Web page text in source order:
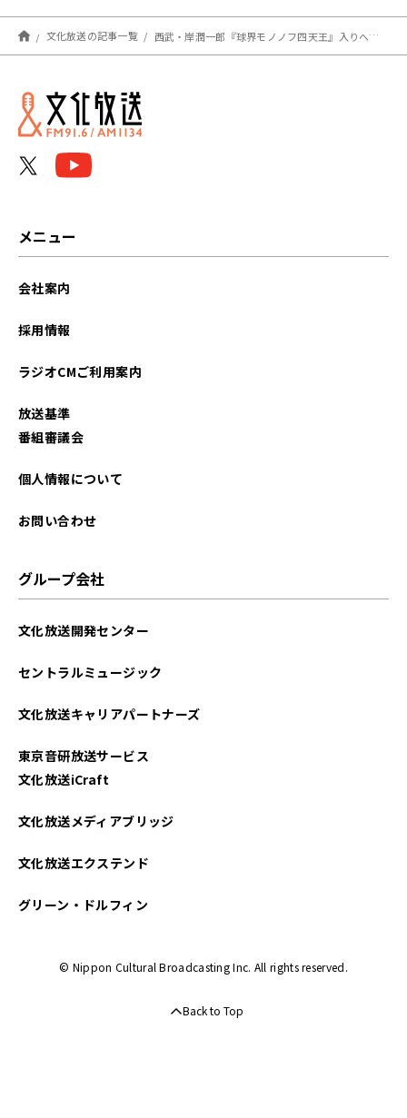
文化放送の記事一覧 西武・岸潤一郎『球界モノノフ四天王』入りへ走れ！プロ初ヒット初HRから3日で7安打の大暴れ
メニュー
会社案内
採用情報
ラジオCMご利用案内
放送基準
番組審議会
個人情報について
お問い合わせ
グループ会社
文化放送開発センター
セントラルミュージック
文化放送キャリアパートナーズ
東京音研放送サービス
文化放送iCraft
文化放送メディアブリッジ
文化放送エクステンド
グリーン・ドルフィン
© Nippon Cultural Broadcasting Inc. All rights reserved.
Back to Top